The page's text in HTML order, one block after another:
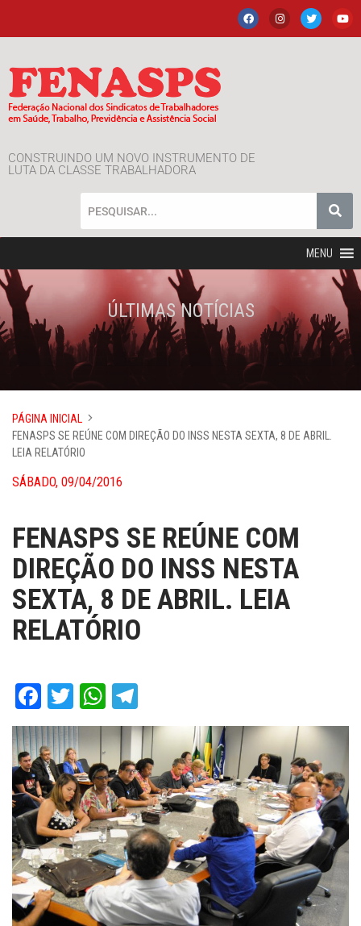
CONSTRUINDO UM NOVO INSTRUMENTO DE
LUTA DA CLASSE TRABALHADORA
MENU
ÚLTIMAS NOTÍCIAS
PÁGINA INICIAL
FENASPS SE REÚNE COM DIREÇÃO DO INSS NESTA SEXTA, 8 DE ABRIL.
LEIA RELATÓRIO
SÁBADO, 09/04/2016
FENASPS SE REÚNE COM
DIREÇÃO DO INSS NESTA
SEXTA, 8 DE ABRIL. LEIA
RELATÓRIO
Facebook
TwitterWhatsApp